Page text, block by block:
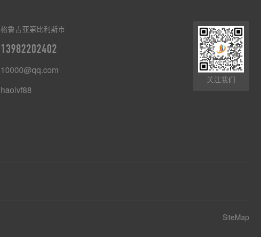
格鲁吉亚第比利斯市
13982202402
10000@qq.com
haoivf88
关注我们
SiteMap